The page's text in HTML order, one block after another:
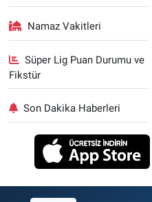
Namaz Vakitleri
Süper Lig Puan Durumu ve
Fikstür
Son Dakika Haberleri